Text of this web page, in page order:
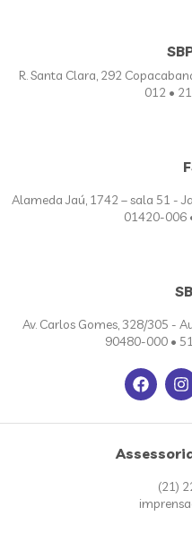
R. Santa Clara, 292
012 •
Alameda Jaú, 1742 – sala 51 -
01420-006
Av. Carlos Gomes, 328/305 -
90480-000 •
(21)